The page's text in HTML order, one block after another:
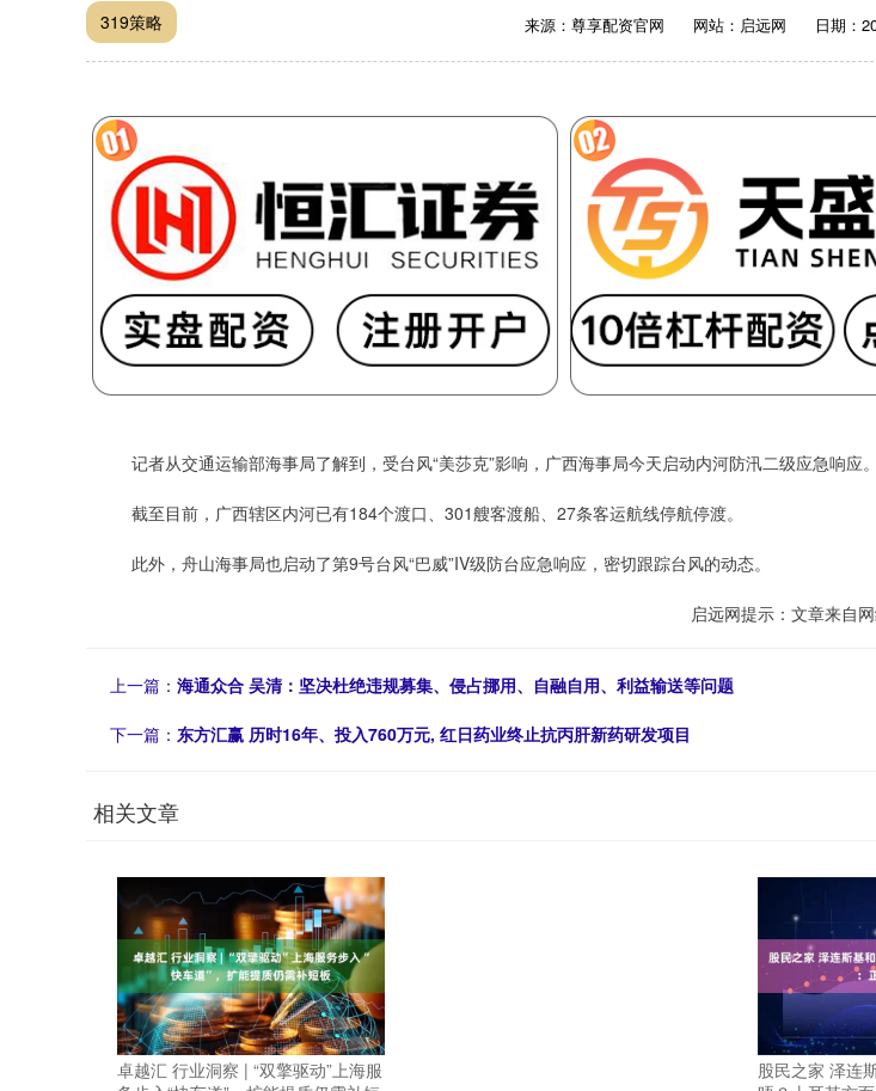
319策略 来源：尊享配资官网 网站：启远网 日期：
记者从交通运输部海事局了解到，受台风“美莎克”影响，广西海事局今天启动内河防汛二级应急响应。
截至目前，广西辖区内河已有184个渡口、301艘客渡船、27条客运航线停航停渡。
此外，舟山海事局也启动了第9号台风“巴威”IV级防台应急响应，密切跟踪台风的动态。
启远网提示：文章来自
上一篇： 海通众合 吴清：坚决杜绝违规募集、侵占挪用、自融自用、利益输送等问题
下一篇： 东方汇赢 历时16年、投入760万元, 红日药业终止抗丙肝新药研发项目
相关文章
卓越汇 行业洞察 | “双擎驱动”上海服
股民之家 泽连